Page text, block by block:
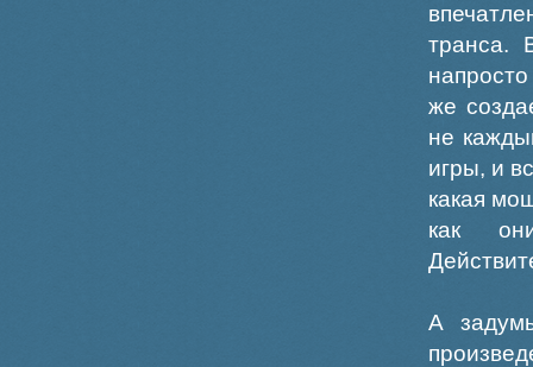
транса.
же
не
игры, и
какая
как
А